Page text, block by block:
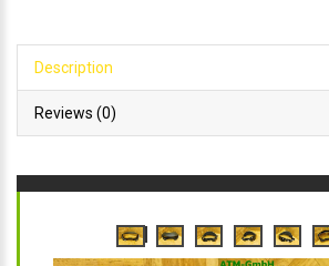
Description
Reviews (0)